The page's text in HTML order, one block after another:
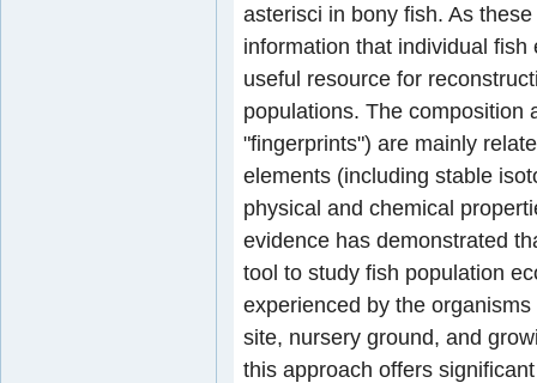
asterisci in bony fish. As
information that individual
useful resource for
populations. The composition
"fingerprints") are mainly
elements (including stable
physical and chemical
evidence has demonstrated
tool to study fish population
experienced by the
site, nursery ground, and
this approach offers